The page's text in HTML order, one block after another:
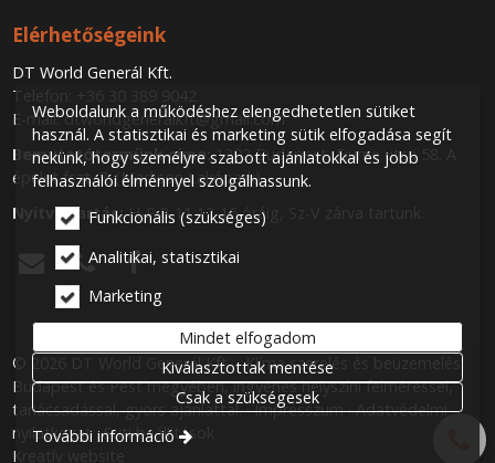
Elérhetőségeink
DT World Generál Kft.
Telefon:
E-mail:dtworldgeneralkft@gmail.com
Bemutatótermünk címe: 1202 Budapest, Fiume utca 58. A
épület fszt. 7. (Madison Lakópark)
Nyitva tartás:H-P 8-11 12-16 óráig, Sz-V zárva tartunk.
 
© 2026 DT World Generál Kft. - Klíma szerelés és beüzemelés
Budapest és Pest megyében, ingyenes helyszíni felméréssel,
tanácsadással, gyors ajánlattal. Impresszum Adatvédelmi
nyilatkozat Süti beállítások
Kreatív website
Weboldalunk a működéshez elengedhetetlen sütiket
használ. A statisztikai és marketing sütik elfogadása segít
nekünk, hogy személyre szabott ajánlatokkal és jobb
felhasználói élménnyel szolgálhassunk.
Funkcionális (szükséges)
Analitikai, statisztikai
Marketing
Mindet elfogadom
Kiválasztottak mentése
Csak a szükségesek
További információ